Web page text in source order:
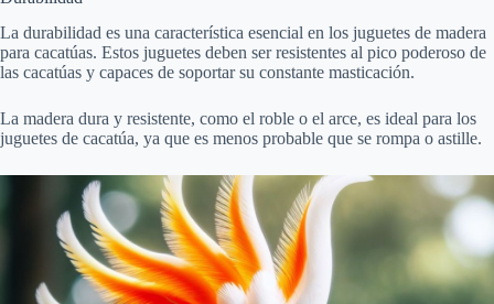
La durabilidad es una característica esencial en los juguetes de madera
para cacatúas. Estos juguetes deben ser resistentes al pico poderoso de
las cacatúas y capaces de soportar su constante masticación.
La madera dura y resistente, como el roble o el arce, es ideal para los
juguetes de cacatúa, ya que es menos probable que se rompa o astille.